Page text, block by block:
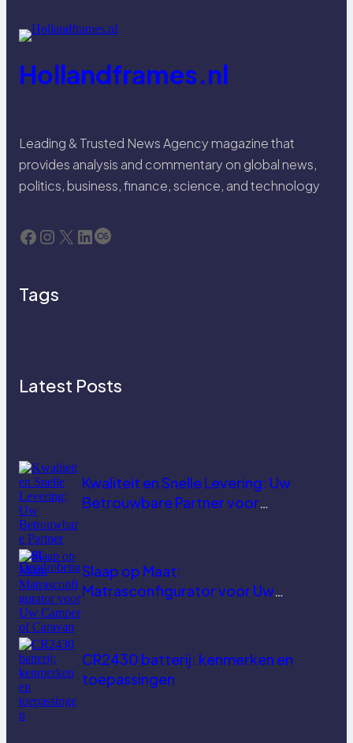
Hollandframes.nl
Leading & Trusted News Agency magazine that
provides analysis and commentary on global news,
politics, business, finance, science, and technology
Facebook Instagram X LinkedIn Last.fm
Tags
Latest Posts
Kwaliteit en Snelle Levering: Uw
Betrouwbare Partner voor
Slaap op Maat:
Matrasconfigurator voor Uw
CR2430 batterij: kenmerken en
toepassingen